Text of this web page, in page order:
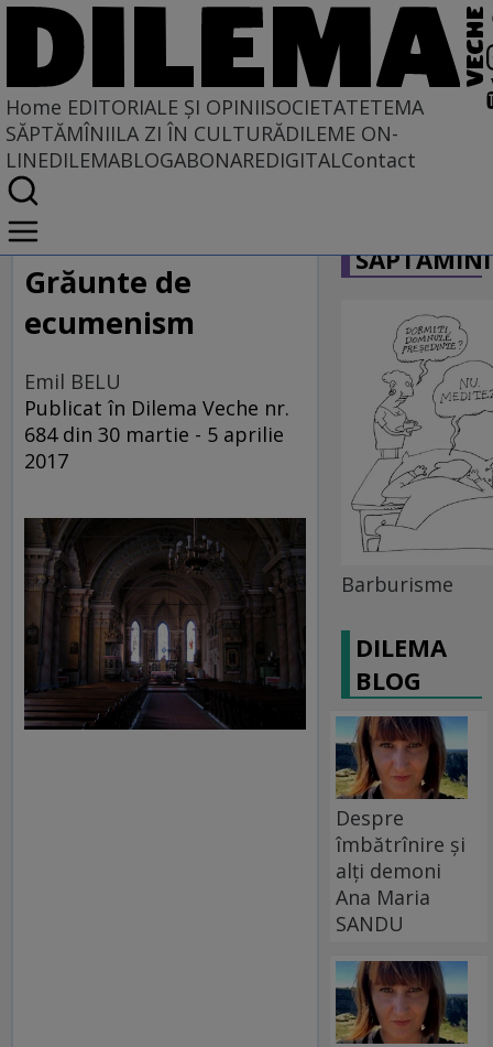
Home EDITORIALE ȘI OPINIISOCIETATETEMA
SĂPTĂMÎNIILA ZI ÎN CULTURĂDILEME ON-
LINEDILEMABLOGABONAREDIGITALContact
Home
EDITORIALE ȘI OPINII
TÎLC SHOW
Grăunte de
ecumenism
Emil BELU
Publicat în Dilema Veche nr.
684 din 30 martie - 5 aprilie
2017
Barburisme
DILEMA
BLOG
Despre
îmbătrînire și
alți demoni
Ana Maria
SANDU